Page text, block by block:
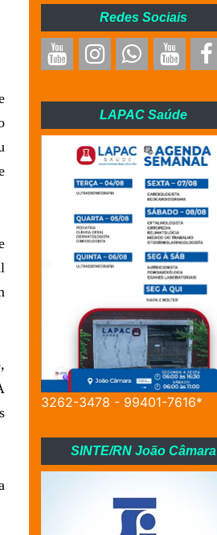
Redes Sociais
LAPAC Saúde
3262-3478 - 99401-7616*
SINTE/RN João Câmara